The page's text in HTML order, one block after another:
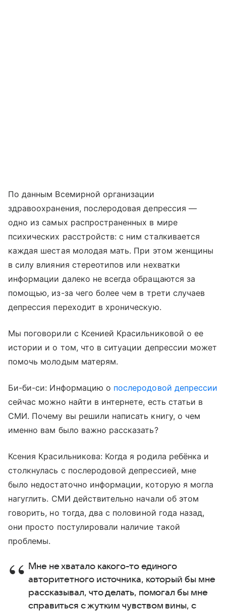
По данным Всемирной организации
здравоохранения, послеродовая депрессия —
одно из самых распространенных в мире
психических расстройств: с ним сталкивается
каждая шестая молодая мать. При этом женщины
в силу влияния стереотипов или нехватки
информации далеко не всегда обращаются за
помощью, из-за чего более чем в трети случаев
депрессия переходит в хроническую.
Мы поговорили с Ксенией Красильниковой о ее
истории и о том, что в ситуации депрессии может
помочь молодым матерям.
Би-би-си: Информацию о послеродовой депрессии
сейчас можно найти в интернете, есть статьи в
СМИ. Почему вы решили написать книгу, о чем
именно вам было важно рассказать?
Ксения Красильникова: Когда я родила ребёнка и
столкнулась с послеродовой депрессией, мне
было недостаточно информации, которую я могла
нагуглить. СМИ действительно начали об этом
говорить, но тогда, два с половиной года назад,
они просто постулировали наличие такой
проблемы.
Мне не хватало какого-то единого
авторитетного источника, который бы мне
рассказывал, что делать, помогал бы мне
справиться с жутким чувством вины, с